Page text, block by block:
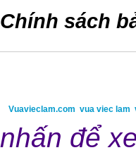
Chính sách
Vuavieclam.com vua viec lam
nhấn để